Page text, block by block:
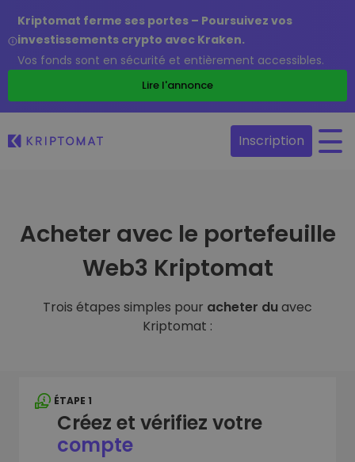
Kriptomat ferme ses portes – Poursuivez vos
investissements crypto avec Kraken.
Vos fonds sont en sécurité et entièrement accessibles.
Lire l'annonce
Inscription
Acheter avec le portefeuille
Web3 Kriptomat
Trois étapes simples pour acheter duavec
Kriptomat :
ÉTAPE 1
Créez et vérifiez votre
compte